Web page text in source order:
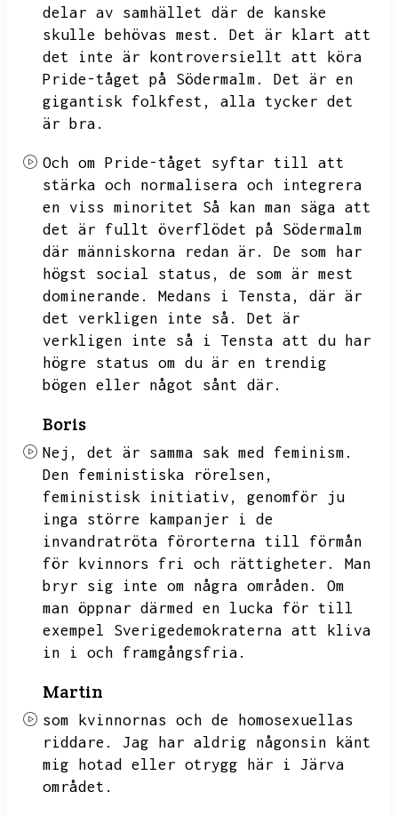
delar av samhället där de kanske
skulle behövas mest.
Det är klart att
det inte är kontroversiellt att köra
Pride-tåget på Södermalm.
Det är en
gigantisk folkfest,
alla tycker det
är bra.
Och om Pride-tåget syftar till att
stärka och normalisera och integrera
en viss minoritet Så kan man säga att
det är fullt överflödet på Södermalm
där människorna redan är.
De som har
högst social status,
de som är mest
dominerande.
Medans i Tensta,
där är
det verkligen inte så.
Det är
verkligen inte så i Tensta att du har
högre status om du är en trendig
bögen eller något sånt där.
Boris
Nej,
det är samma sak med feminism.
Den feministiska rörelsen,
feministisk initiativ,
genomför ju
inga större kampanjer i de
invandratröta förorterna till förmån
för kvinnors fri och rättigheter.
Man
bryr sig inte om några områden.
Om
man öppnar därmed en lucka för till
exempel Sverigedemokraterna att kliva
in i och framgångsfria.
Martin
som kvinnornas och de homosexuellas
riddare.
Jag har aldrig någonsin känt
mig hotad eller otrygg här i Järva
området.